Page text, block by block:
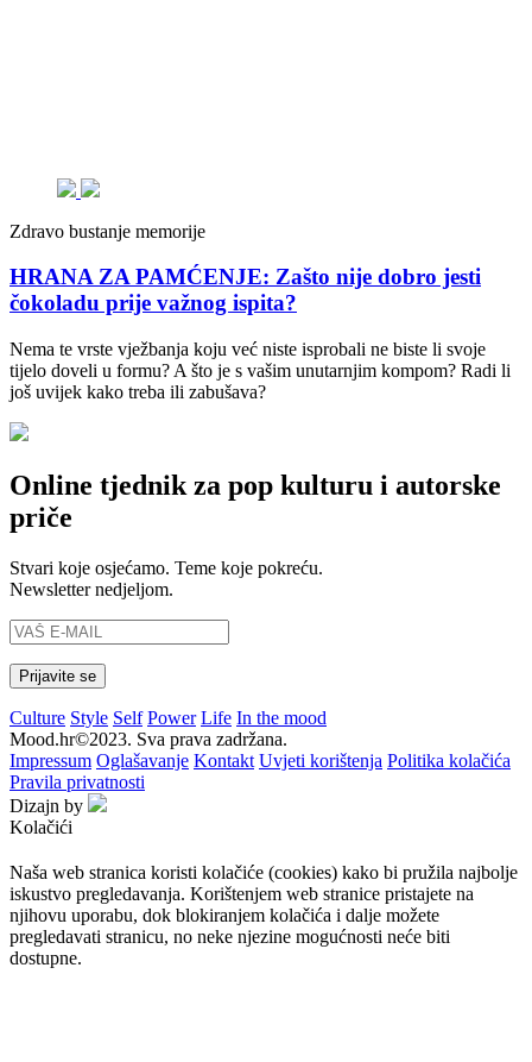
Zdravo bustanje memorije
HRANA ZA PAMĆENJE: Zašto nije dobro jesti
čokoladu prije važnog ispita?
Nema te vrste vježbanja koju već niste isprobali ne biste li svoje
tijelo doveli u formu? A što je s vašim unutarnjim kompom? Radi li
još uvijek kako treba ili zabušava?
Online tjednik za pop kulturu i autorske
priče
Stvari koje osjećamo. Teme koje pokreću.
Newsletter nedjeljom.
Culture Style Self Power Life In the mood
Mood.hr©2023. Sva prava zadržana.
Impressum Oglašavanje Kontakt Uvjeti korištenja Politika kolačića
Pravila privatnosti
Dizajn by
Kolačići
Naša web stranica koristi kolačiće (cookies) kako bi pružila najbolje
iskustvo pregledavanja. Korištenjem web stranice pristajete na
njihovu uporabu, dok blokiranjem kolačića i dalje možete
pregledavati stranicu, no neke njezine mogućnosti neće biti
dostupne.